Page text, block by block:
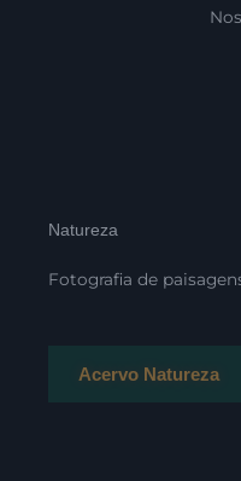
Natureza
Fotografia de
Acervo Natureza